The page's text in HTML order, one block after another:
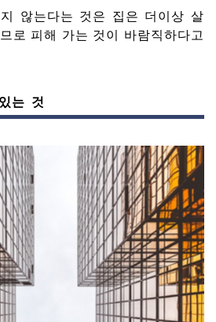
않는다는 것은 집은 더이상 살
로 피해 가는 것이 바람직하다고
는 것